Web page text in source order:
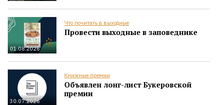
01.08.2026
Что почитать в выходные
Провести выходные в заповеднике
30.07.2026
Книжные премии
Объявлен лонг-лист Букеровской
премии